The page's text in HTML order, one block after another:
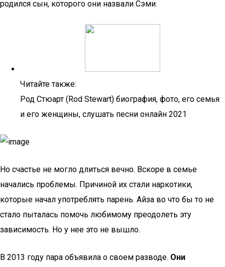
родился сын, которого они назвали Сэми.
Читайте также:
Род Стюарт (Rod Stewart) биография, фото, его семья
и его женщины, слушать песни онлайн 2021
Но счастье не могло длиться вечно. Вскоре в семье
начались проблемы. Причиной их стали наркотики,
которые начал употреблять парень. Айза во что бы то не
стало пыталась помочь любимому преодолеть эту
зависимость. Но у нее это не вышло.
В 2013 году пара объявила о своем разводе. Они